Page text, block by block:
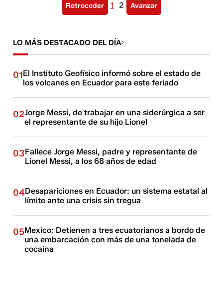
Retroceder 1 2 Avanzar
LO MÁS DESTACADO DEL DÍA
01El Instituto Geofísico informó sobre el estado de
los volcanes en Ecuador para este feriado
02Jorge Messi, de trabajar en una siderúrgica a ser
el representante de su hijo Lionel
03Fallece Jorge Messi, padre y representante de
Lionel Messi, a los 68 años de edad
04Desapariciones en Ecuador: un sistema estatal al
límite ante una crisis sin tregua
05Mexico: Detienen a tres ecuatorianos a bordo de
una embarcación con más de una tonelada de
cocaína